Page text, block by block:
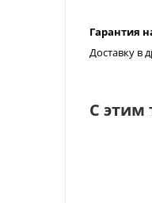
Гарантия
Доставку в
С этим